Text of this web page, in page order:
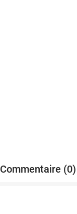
Commentaire (0)